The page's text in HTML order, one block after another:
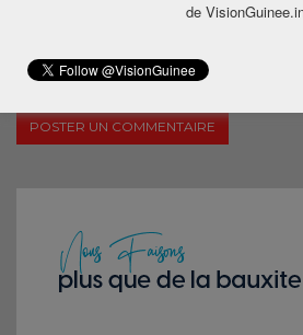
Save my name, email, and website in
time I comment.
de